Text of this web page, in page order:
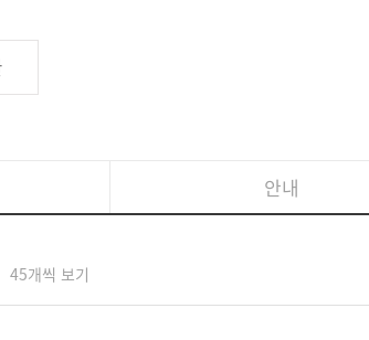
안내
45개씩 보기